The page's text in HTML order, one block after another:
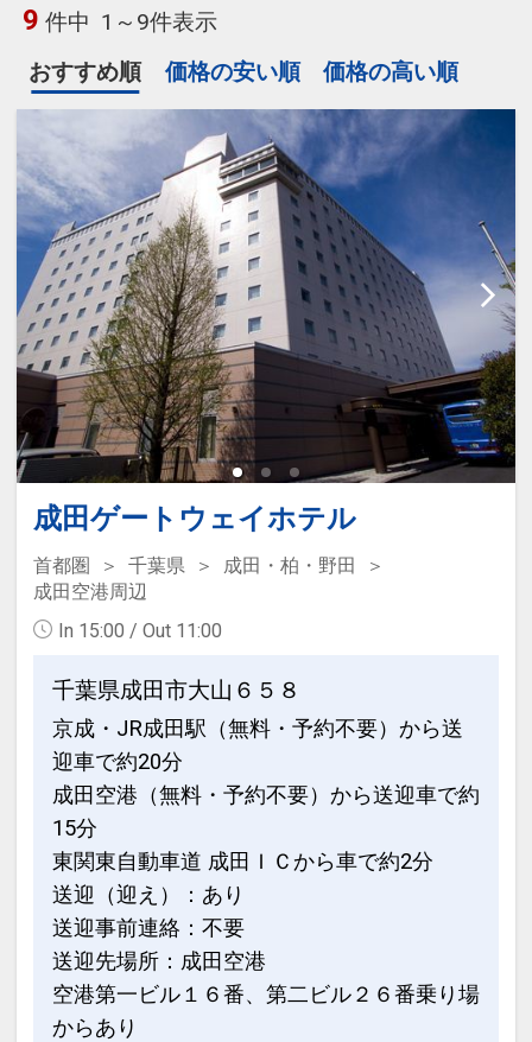
9 件中 1～9件表示
おすすめ順
価格の安い順 価格の高い順
成田ゲートウェイホテル
首都圏 千葉県
成田・柏・野田
成田空港周辺
In 15:00 / Out 11:00
千葉県成田市大山６５８
京成・JR成田駅（無料・予約不要）から送
迎車で約20分
成田空港（無料・予約不要）から送迎車で約
15分
東関東自動車道 成田ＩＣから車で約2分
送迎（迎え）：あり
送迎事前連絡：不要
送迎先場所：成田空港
空港第一ビル１６番、第二ビル２６番乗り場
からあり